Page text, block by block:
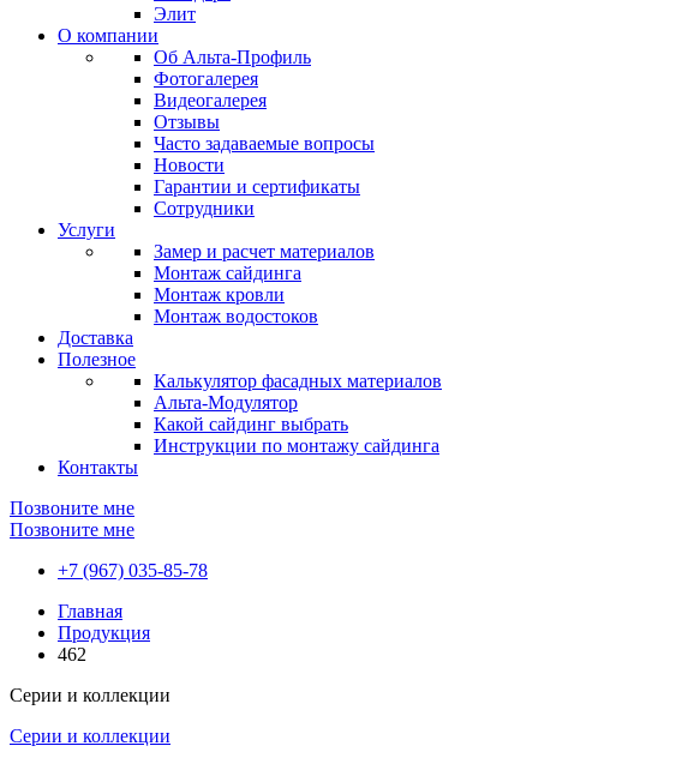
Элит
О компании
Об Альта-Профиль
Фотогалерея
Видеогалерея
Отзывы
Часто задаваемые вопросы
Новости
Гарантии и сертификаты
Сотрудники
Услуги
Замер и расчет материалов
Монтаж сайдинга
Монтаж кровли
Монтаж водостоков
Доставка
Полезное
Калькулятор фасадных материалов
Альта-Модулятор
Какой сайдинг выбрать
Инструкции по монтажу сайдинга
Контакты
Позвоните мне
Позвоните мне
+7 (967) 035-85-78
Главная
Продукция
462
Серии и коллекции
Серии и коллекции